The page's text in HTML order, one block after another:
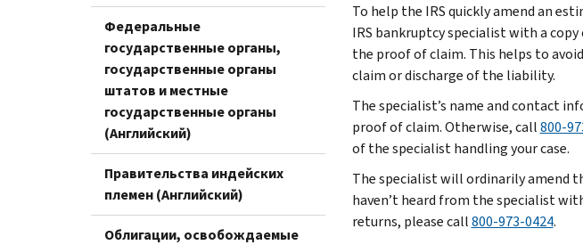
Федеральные
государственные органы,
государственные органы
штатов и местные
государственные органы
(Английский)
Правительства индейских
племен (Английский)
Облигации, освобождаемые
To help the IRS quickly amend an
IRS bankruptcy specialist with a
the proof of claim. This helps to
claim or discharge of the liability.
The specialist’s name and contact
proof of claim. Otherwise, call800-
of the specialist handling your case.
The specialist will ordinarily amend
haven’t heard from the specialist
returns, please call800-973-0424.